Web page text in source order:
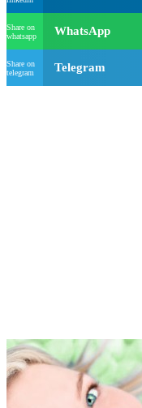
Share on
whatsapp
WhatsApp
Share on
telegram
Telegram